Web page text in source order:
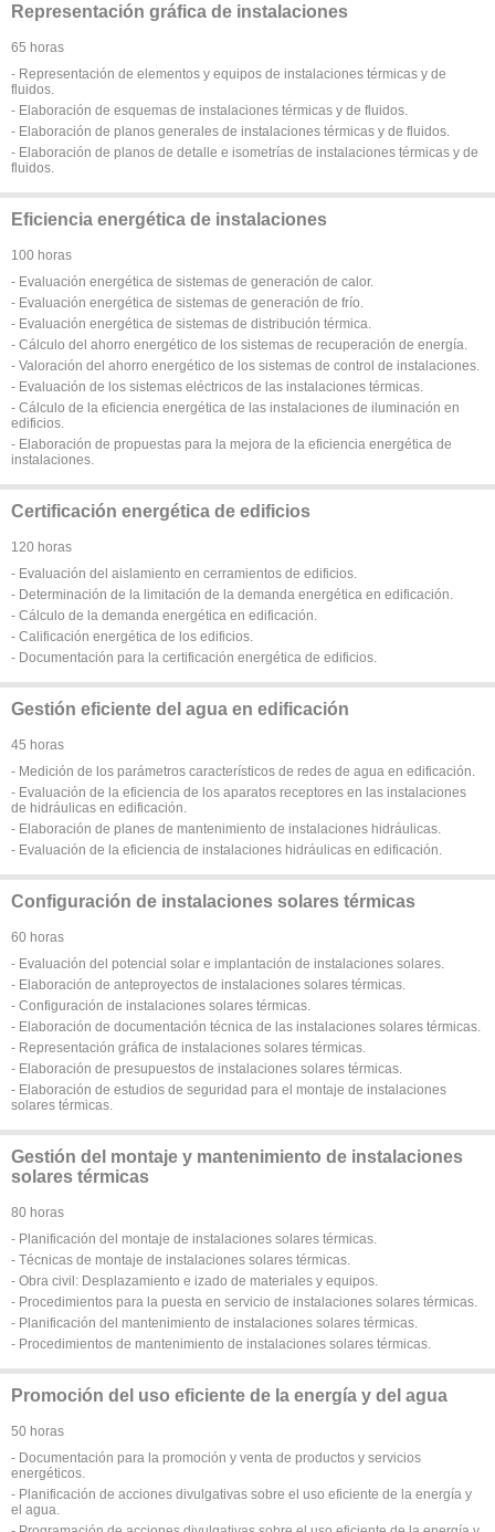
Representación gráfica de instalaciones
65 horas
- Representación de elementos y equipos de instalaciones térmicas y de
fluidos.
- Elaboración de esquemas de instalaciones térmicas y de fluidos.
- Elaboración de planos generales de instalaciones térmicas y de fluidos.
- Elaboración de planos de detalle e isometrías de instalaciones térmicas y de
fluidos.
Eficiencia energética de instalaciones
100 horas
- Evaluación energética de sistemas de generación de calor.
- Evaluación energética de sistemas de generación de frío.
- Evaluación energética de sistemas de distribución térmica.
- Cálculo del ahorro energético de los sistemas de recuperación de energía.
- Valoración del ahorro energético de los sistemas de control de instalaciones.
- Evaluación de los sistemas eléctricos de las instalaciones térmicas.
- Cálculo de la eficiencia energética de las instalaciones de iluminación en
edificios.
- Elaboración de propuestas para la mejora de la eficiencia energética de
instalaciones.
Certificación energética de edificios
120 horas
- Evaluación del aislamiento en cerramientos de edificios.
- Determinación de la limitación de la demanda energética en edificación.
- Cálculo de la demanda energética en edificación.
- Calificación energética de los edificios.
- Documentación para la certificación energética de edificios.
Gestión eficiente del agua en edificación
45 horas
- Medición de los parámetros característicos de redes de agua en edificación.
- Evaluación de la eficiencia de los aparatos receptores en las instalaciones
de hidráulicas en edificación.
- Elaboración de planes de mantenimiento de instalaciones hidráulicas.
- Evaluación de la eficiencia de instalaciones hidráulicas en edificación.
Configuración de instalaciones solares térmicas
60 horas
- Evaluación del potencial solar e implantación de instalaciones solares.
- Elaboración de anteproyectos de instalaciones solares térmicas.
- Configuración de instalaciones solares térmicas.
- Elaboración de documentación técnica de las instalaciones solares térmicas.
- Representación gráfica de instalaciones solares térmicas.
- Elaboración de presupuestos de instalaciones solares térmicas.
- Elaboración de estudios de seguridad para el montaje de instalaciones
solares térmicas.
Gestión del montaje y mantenimiento de instalaciones
solares térmicas
80 horas
- Planificación del montaje de instalaciones solares térmicas.
- Técnicas de montaje de instalaciones solares térmicas.
- Obra civil: Desplazamiento e izado de materiales y equipos.
- Procedimientos para la puesta en servicio de instalaciones solares térmicas.
- Planificación del mantenimiento de instalaciones solares térmicas.
- Procedimientos de mantenimiento de instalaciones solares térmicas.
Promoción del uso eficiente de la energía y del agua
50 horas
- Documentación para la promoción y venta de productos y servicios
energéticos.
- Planificación de acciones divulgativas sobre el uso eficiente de la energía y
el agua.